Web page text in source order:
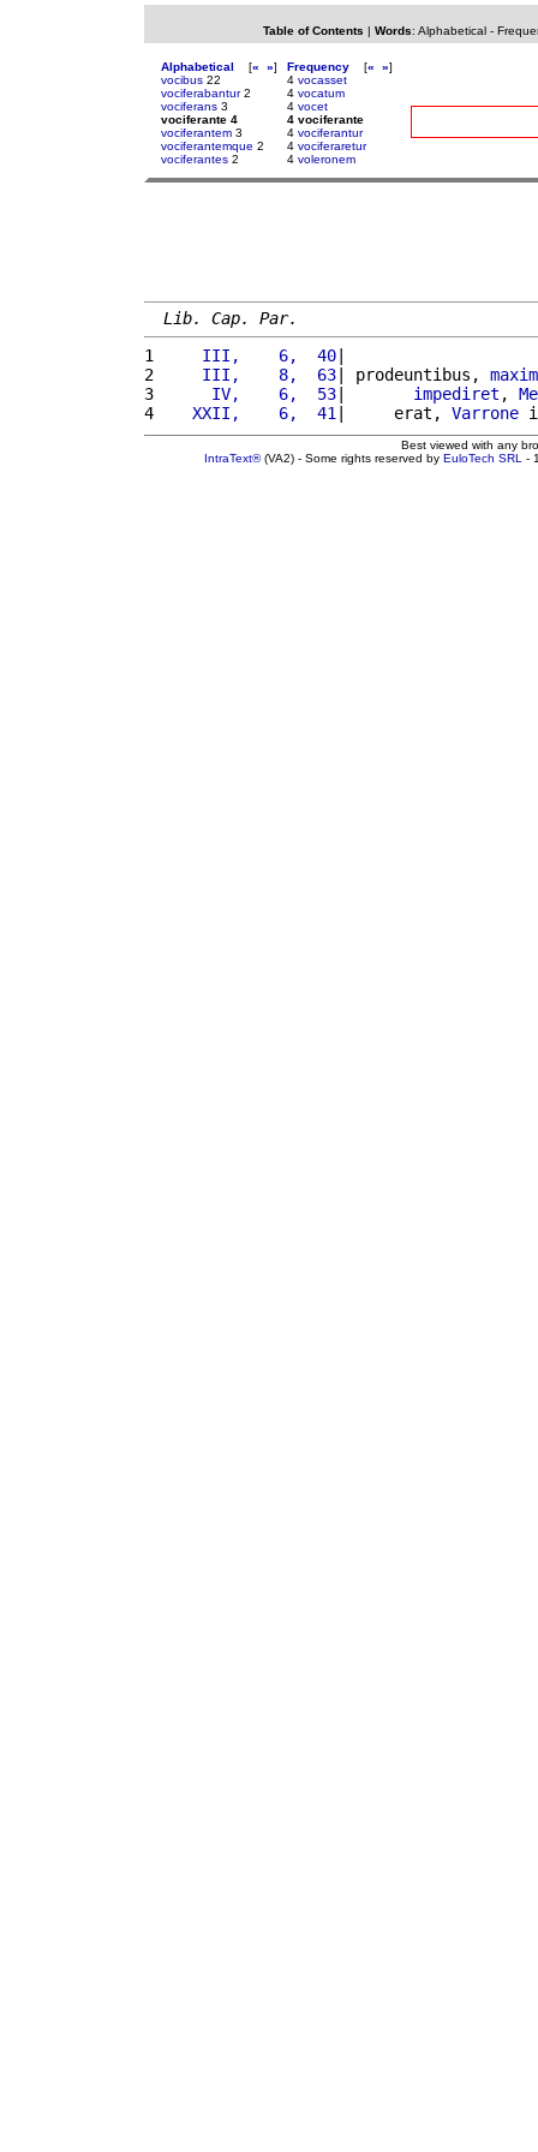
Table of Contents | Words: Alphabetical-
Alphabetical [« »]
vocibus 22
vociferabantur2
vociferans 3
vociferante 4
vociferantem 3
vociferantemque 2
vociferantes 2
Frequency [« »]
4 vocasset
4 vocatum
4 vocet
4 vociferante
4 vociferantur
4 vociferaretur
4 voleronem
Lib. Cap. Par.
1
    III,    6,  40
|
2
    III,    8,  63
| prodeuntibus,
3
     IV,    6,  53
| impediret ,
4
   XXII,    6,  41
|     erat, Varrone
Best viewed with any
IntraText®(VA2) - Some rights reserved by EuloTech SRL -